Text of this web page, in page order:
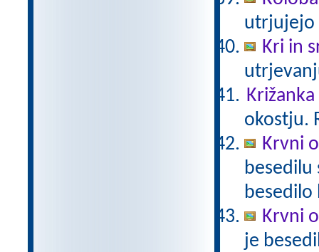
utrjujejo
Kri in
okostju.
Krvni
besedilu
besedilo
Krvni
je